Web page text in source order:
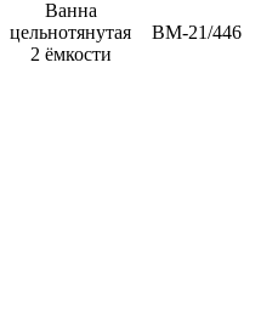
Ванна
цельнотянутая
2 ёмкости
ВМ-21/446